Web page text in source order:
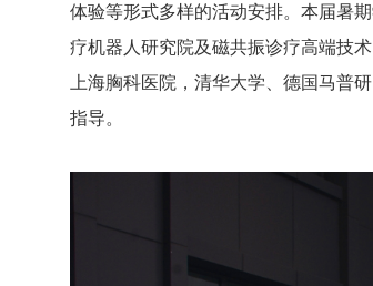
体验等形式多样的活动安排。本届暑
疗机器人研究院及磁共振诊疗高端技
上海胸科医院，清华大学、德国马普
指导。